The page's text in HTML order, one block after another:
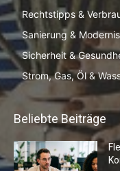
Rechtstipps &
Sanierung &
Sicherheit &
Strom, Gas, Öl &
Beliebte Beiträge